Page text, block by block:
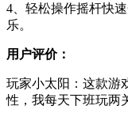
4、轻松操作摇杆快
乐。
用户评价：
玩家小太阳：这款游
性，我每天下班玩两